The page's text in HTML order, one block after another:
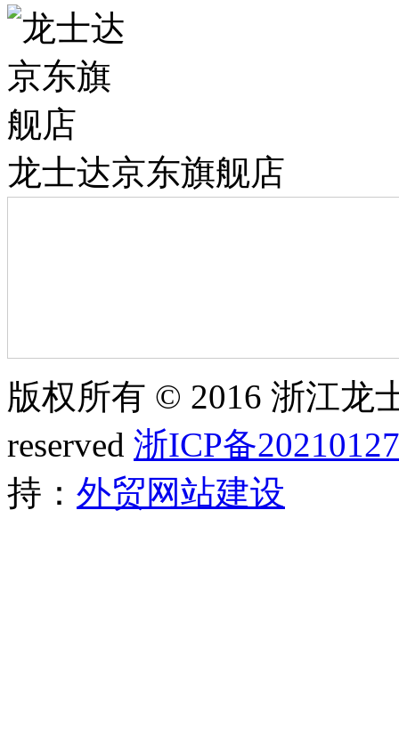
龙士达京东旗舰店
版权所有 © 2016 浙江龙
reserved 浙ICP备
持： 外贸网站建设